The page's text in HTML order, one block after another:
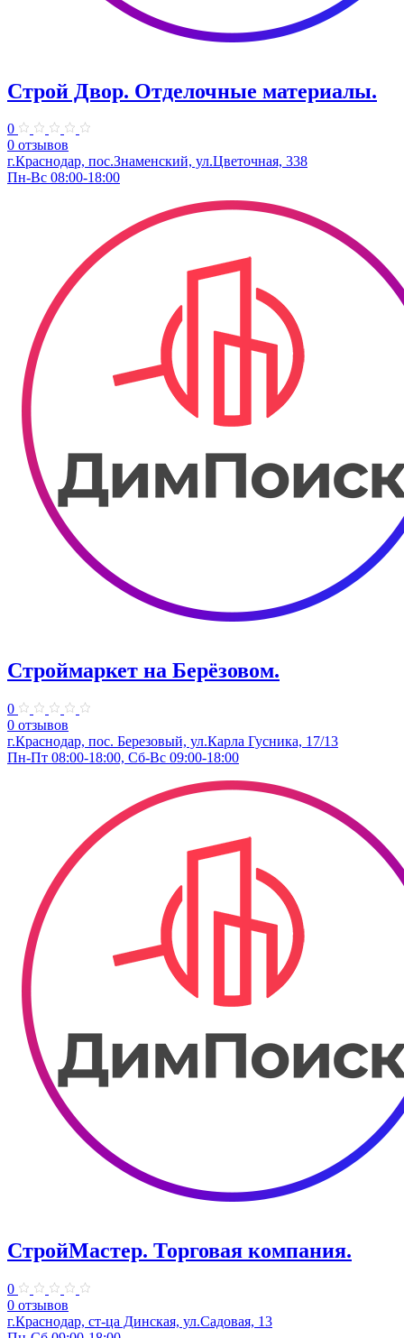
Строй Двор. Отделочные материалы.
0
0 отзывов
г.Краснодар, пос.Знаменский, ул.Цветочная, 338
Пн-Вс 08:00-18:00
Строймаркет на Берёзовом.
0
0 отзывов
г.Краснодар, пос. Березовый, ул.Карла Гусника, 17/13
Пн-Пт 08:00-18:00, Сб-Вс 09:00-18:00
СтройМастер. Торговая компания.
0
0 отзывов
г.Краснодар, ст-ца Динская, ул.Садовая, 13